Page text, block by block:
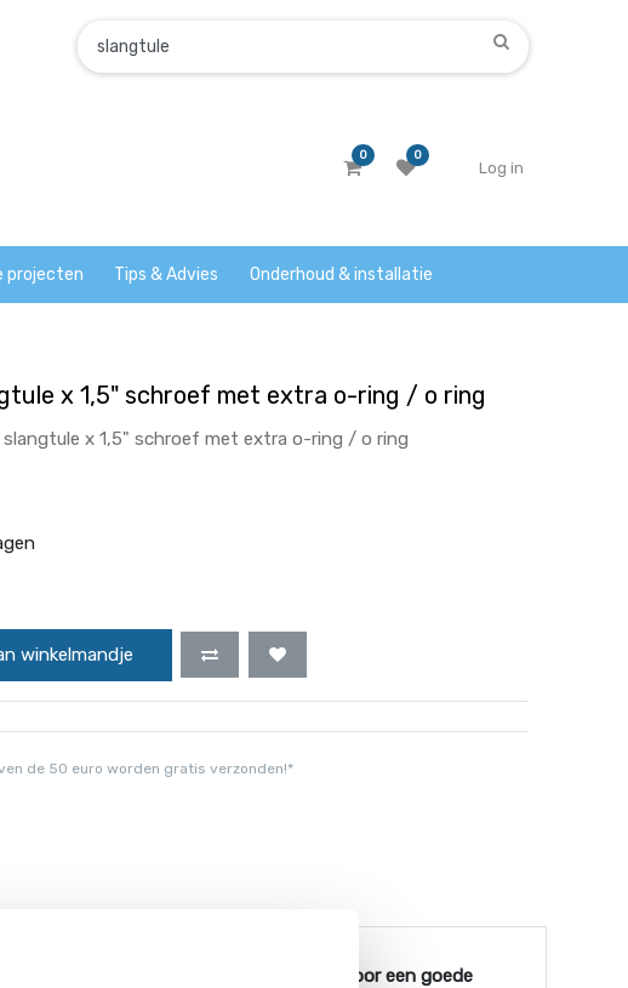
0 0
Log in
projecten Tips & Advies Onderhoud & installatie
x 1,5" schroef met extra o-ring / o ring
x 1,5" schroef met extra o-ring / o ring
winkelmandje
de 50 euro worden gratis verzonden!*
van een extra o-ring, deze zorgt voor een goede